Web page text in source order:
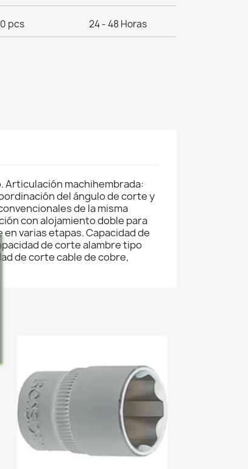
0 pcs 24 - 48 Horas
Articulación machihembrada:
del ángulo de corte y
de la misma
con alojamiento doble para
varias etapas. Capacidad de
de corte alambre tipo
de corte cable de cobre,